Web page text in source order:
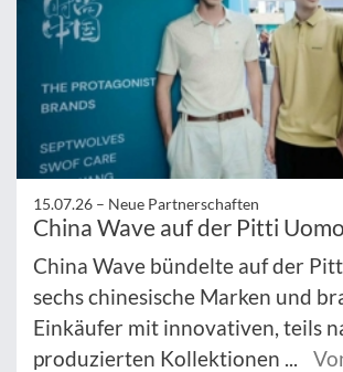
15.07.26 – Neue Partnerschaften
China Wave auf der Pitti
China Wave bündelte auf der
sechs chinesische Marken und
Einkäufer mit innovativen, teils
produzierten Kollektionen ...